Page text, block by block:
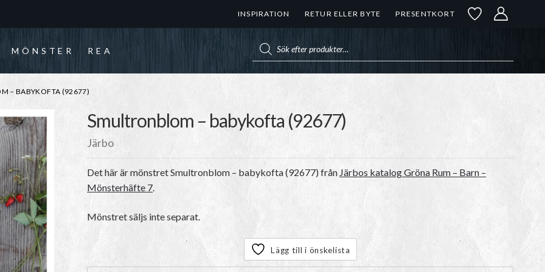
INSPIRATION RETUR ELLER BYTE PRESENTKORT
MÖNSTER REA
– BABYKOFTA (92677)
Smultronblom – babykofta (92677)
Järbo
Det här är mönstretSmultronblom – babykofta (92677)från Järbos katalog Gröna Rum – Barn –
Mönsterhäfte 7.
Mönstret säljs inte separat.
Lägg till i önskelista